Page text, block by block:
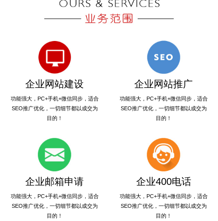
企业网站建设
功能强大，PC+手机+微信同步，适合
SEO推广优化，一切细节都以成交为
目的！
企业网站推广
功能强大，PC+手机+微信同步，适合
SEO推广优化，一切细节都以成交为
目的！
企业邮箱申请
功能强大，PC+手机+微信同步，适合
SEO推广优化，一切细节都以成交为
目的！
企业400电话
功能强大，PC+手机+微信同步，适合
SEO推广优化，一切细节都以成交为
目的！